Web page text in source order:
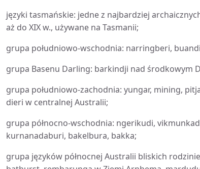
języki tasmańskie: jedne z najbardziej
aż do XIX w., używane na Tasmanii;
grupa południowo-wschodnia: narringberi,
grupa Basenu Darling: barkindji nad środkowym
grupa południowo-zachodnia: yungar, mining,
dieri w centralnej Australii;
grupa północno-wschodnia: ngerikudi,
kurnanadaburi, bakelbura, bakka;
grupa języków północnej Australii bliskich